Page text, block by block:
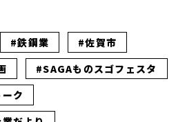
#鉄鋼業
#佐賀市
#SAGAものスゴフェスタ
ク